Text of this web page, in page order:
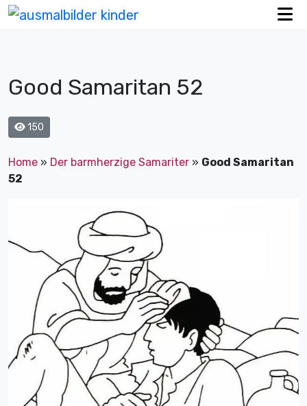
Good Samaritan 52
150
Home » Der barmherzige Samariter » Good Samaritan
52